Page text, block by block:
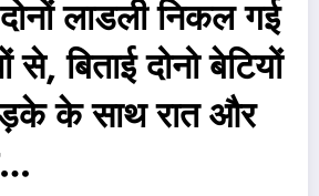
लाडली निकल गई
बिताई दोनो बेटियों
के साथ रात और